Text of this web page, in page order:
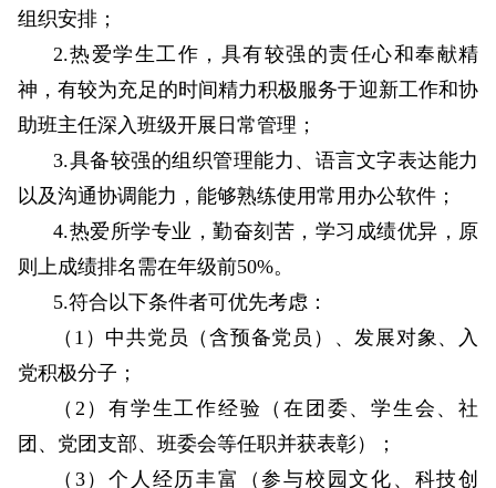
组织安排；
2.热爱学生工作，具有较强的责任心和奉献精
神，有较为充足的时间精力积极服务于迎新工作和协
助班主任深入班级开展日常管理；
3.具备较强的组织管理能力、语言文字表达能力
以及沟通协调能力，能够熟练使用常用办公软件；
4.热爱所学专业，勤奋刻苦，学习成绩优异，原
则上成绩排名需在年级前50%。
5.符合以下条件者可优先考虑：
（1）中共党员（含预备党员）、发展对象、入
党积极分子；
（2）有学生工作经验（在团委、学生会、社
团、党团支部、班委会等任职并获表彰）；
（3）个人经历丰富（参与校园文化、科技创